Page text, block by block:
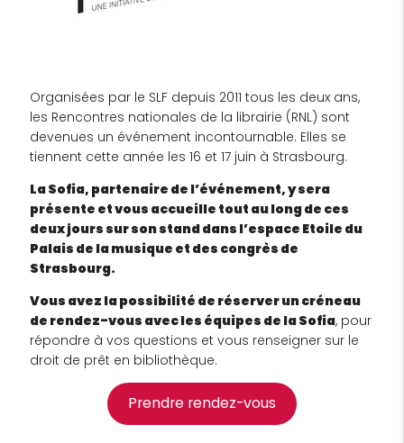
Organisées par le SLF depuis 2011 tous les deux ans,
les Rencontres nationales de la librairie (RNL) sont
devenues un événement incontournable. Elles se
tiennent cette année les 16 et 17 juin à Strasbourg.
La Sofia, partenaire de l’événement, y sera
présente et vous accueille tout au long de ces
deux jours sur son stand dans l’espace Etoile du
Palais de la musique et des congrès de
Strasbourg.
Vous avez la possibilité de réserver un créneau
de rendez-vous avec les équipes de la Sofia, pour
répondre à vos questions et vous renseigner sur le
droit de prêt en bibliothèque.
Prendre rendez-vous